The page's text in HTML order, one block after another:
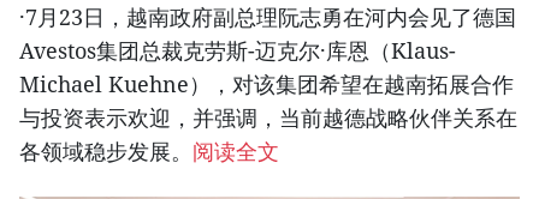
·7月23日，越南政府副总理阮志勇在河内会见了德国
Avestos集团总裁克劳斯-迈克尔·库恩（Klaus-
Michael Kuehne），对该集团希望在越南拓展合作
与投资表示欢迎，并强调，当前越德战略伙伴关系在
各领域稳步发展。 阅读全文